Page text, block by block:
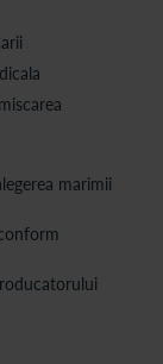
marimii